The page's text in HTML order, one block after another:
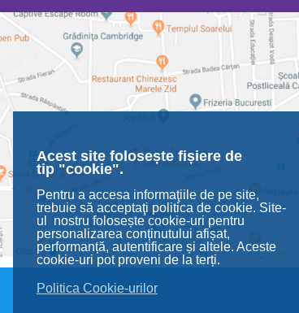
Acest site folosește fișiere de
tip "cookie".
Pentru a accesa informaţiile de pe site,
trebuie să acceptaţi politica de cookie. Site-
ul nostru folosește cookie-uri pentru
personalizarea conținutului afișat,
performanță, autentificare și altele. Aceste
cookie-uri pot proveni de la terți.
Politica Cookie-urilor